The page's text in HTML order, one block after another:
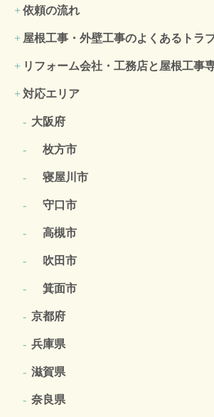
依頼の流れ
屋根工事・外壁工事のよくある トラ
リフォーム会社・工務店と屋根工事
対応エリア
大阪府
枚方市
寝屋川市
守口市
高槻市
吹田市
箕面市
京都府
兵庫県
滋賀県
奈良県